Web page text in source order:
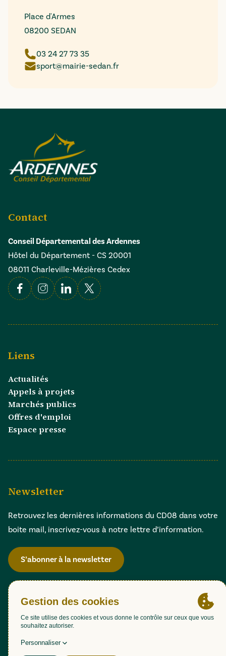
Place d'Armes
08200 SEDAN
03 24 27 73 35
sport@mairie-sedan.fr
Contact
Conseil Départemental des Ardennes
Hôtel du Département - CS 20001
08011 Charleville-Mézières Cedex
FacebookInstagramLinkedin
X
Liens
Actualités
Appels à projets
Marchés publics
Offres d'emploi
Espace presse
Newsletter
Retrouvez les dernières informations du CD08 dans votre
boite mail, inscrivez-vous à notre lettre d’information.
S’abonner à la newsletter
Gestion des cookies
Accessibilité : partiellement conforme (98,51%)
Mentions légales
Politique de confidentialité
Plan du site